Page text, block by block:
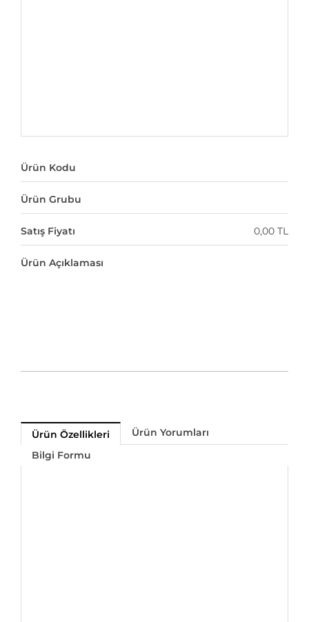
Ürün Kodu
Ürün Grubu
Satış Fiyatı 0,00 TL
Ürün Açıklaması
Ürün Özellikleri
Ürün Yorumları
Bilgi Formu